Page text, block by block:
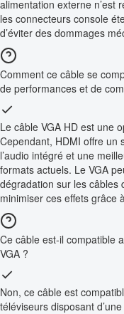
alimentation externe n’est
les connecteurs console
d’éviter des dommages
Comment ce câble se
de performances et de
Le câble VGA HD est une
Cependant, HDMI offre un
l’audio intégré et une
formats actuels. Le VGA
dégradation sur les câbles
minimiser ces effets grâce
Ce câble est-il compatible
VGA ?
Non, ce câble est
téléviseurs disposant